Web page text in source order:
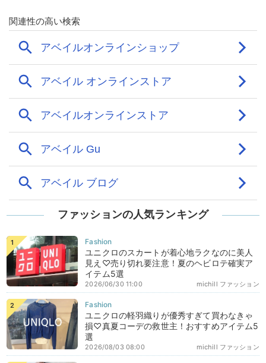
ファッションの人気ランキング
ユニクロのスカートが着心地ラクなのに美人
見え♡売り切れ要注意！夏のヘビロテ確実ア
イテム5選
michill ファッション
2026/06/30 11:00
ユニクロの軽羽織りが優秀すぎて買わなきゃ
損♡真夏コーデの救世主！おすすめアイテム5
選
michill ファッション
2026/08/03 08:00